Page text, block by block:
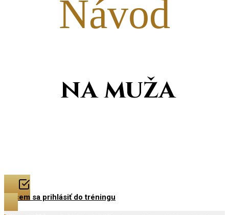
Návod
na muža
Chcem sa prihlásiť do tréningu